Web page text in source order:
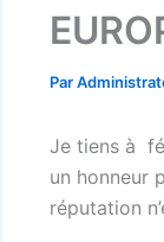
Par
Je tiens à
un honneur
réputation